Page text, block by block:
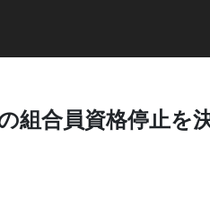
組合員資格停止を